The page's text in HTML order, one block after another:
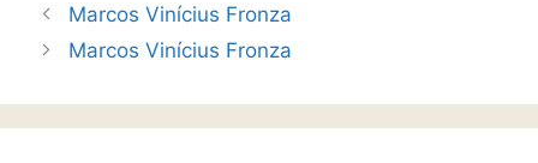
Marcos Vinícius Fronza
Marcos Vinícius Fronza